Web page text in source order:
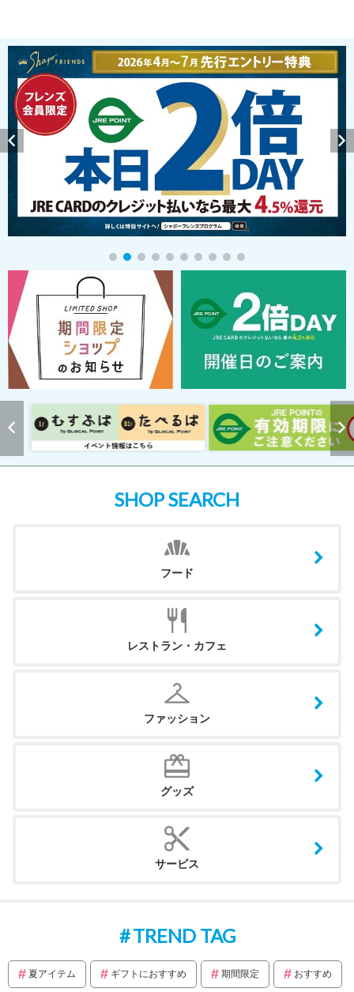
SHOP SEARCH
フード
レストラン・カフェ
ファッション
グッズ
サービス
TREND TAG
夏アイテム ギフトにおすすめ 期間限定 おすすめ